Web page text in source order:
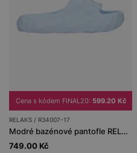
Cena s kódem FINAL20: 599.20 Kč
RELAKS / R34007-17
Modré bazénové pantofle RELAKS
749.00 Kč